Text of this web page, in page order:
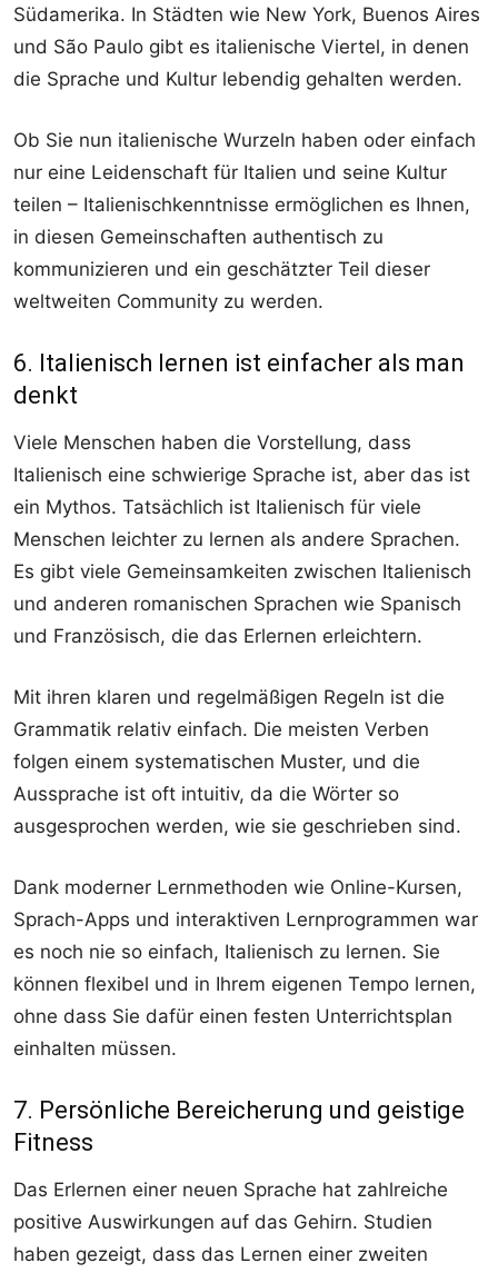
Südamerika. In Städten wie New York, Buenos Aires
und São Paulo gibt es italienische Viertel, in denen
die Sprache und Kultur lebendig gehalten werden.
Ob Sie nun italienische Wurzeln haben oder einfach
nur eine Leidenschaft für Italien und seine Kultur
teilen – Italienischkenntnisse ermöglichen es Ihnen,
in diesen Gemeinschaften authentisch zu
kommunizieren und ein geschätzter Teil dieser
weltweiten Community zu werden.
6. Italienisch lernen ist einfacher als man
denkt
Viele Menschen haben die Vorstellung, dass
Italienisch eine schwierige Sprache ist, aber das ist
ein Mythos. Tatsächlich ist Italienisch für viele
Menschen leichter zu lernen als andere Sprachen.
Es gibt viele Gemeinsamkeiten zwischen Italienisch
und anderen romanischen Sprachen wie Spanisch
und Französisch, die das Erlernen erleichtern.
Mit ihren klaren und regelmäßigen Regeln ist die
Grammatik relativ einfach. Die meisten Verben
folgen einem systematischen Muster, und die
Aussprache ist oft intuitiv, da die Wörter so
ausgesprochen werden, wie sie geschrieben sind.
Dank moderner Lernmethoden wie Online-Kursen,
Sprach-Apps und interaktiven Lernprogrammen war
es noch nie so einfach, Italienisch zu lernen. Sie
können flexibel und in Ihrem eigenen Tempo lernen,
ohne dass Sie dafür einen festen Unterrichtsplan
einhalten müssen.
7. Persönliche Bereicherung und geistige
Fitness
Das Erlernen einer neuen Sprache hat zahlreiche
positive Auswirkungen auf das Gehirn. Studien
haben gezeigt, dass das Lernen einer zweiten